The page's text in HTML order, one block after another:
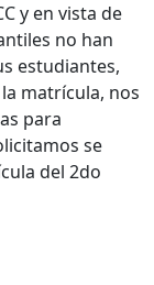
y en vista de
no han
estudiantes,
matrícula, nos
para
se
del 2do